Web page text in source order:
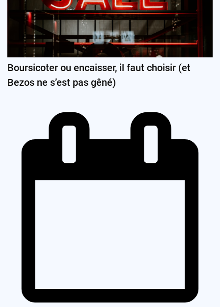
Boursicoter ou encaisser, il faut choisir (et
Bezos ne s’est pas gêné)